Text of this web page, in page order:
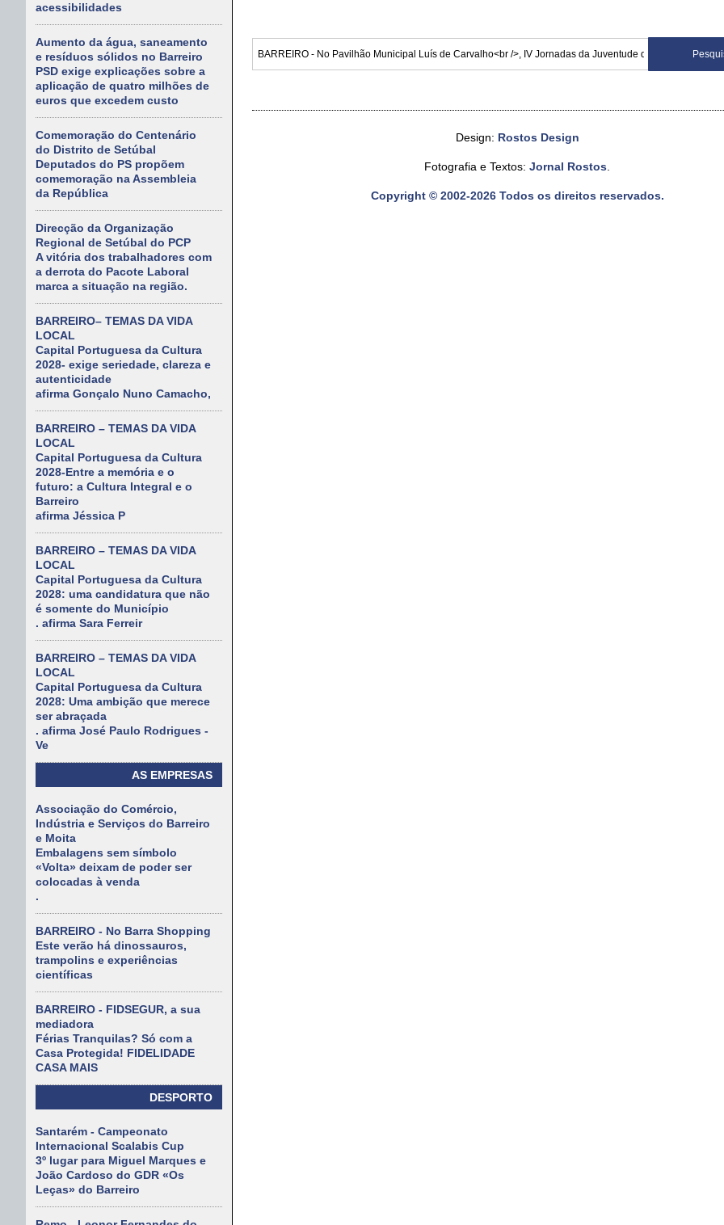
acessibilidades
Aumento da água, saneamento
e resíduos sólidos no Barreiro
PSD exige explicações sobre a
aplicação de quatro milhões de
euros que excedem custo
Comemoração do Centenário
do Distrito de Setúbal
Deputados do PS propõem
comemoração na Assembleia
da República
Direcção da Organização
Regional de Setúbal do PCP
A vitória dos trabalhadores com
a derrota do Pacote Laboral
marca a situação na região.
BARREIRO– TEMAS DA VIDA
LOCAL
Capital Portuguesa da Cultura
2028- exige seriedade, clareza e
autenticidade
afirma Gonçalo Nuno Camacho,
BARREIRO – TEMAS DA VIDA
LOCAL
Capital Portuguesa da Cultura
2028-Entre a memória e o
futuro: a Cultura Integral e o
Barreiro
afirma Jéssica P
BARREIRO – TEMAS DA VIDA
LOCAL
Capital Portuguesa da Cultura
2028: uma candidatura que não
é somente do Município
. afirma Sara Ferreir
BARREIRO – TEMAS DA VIDA
LOCAL
Capital Portuguesa da Cultura
2028: Uma ambição que merece
ser abraçada
. afirma José Paulo Rodrigues -
Ve
AS EMPRESAS
Associação do Comércio,
Indústria e Serviços do Barreiro
e Moita
Embalagens sem símbolo
«Volta» deixam de poder ser
colocadas à venda
.
BARREIRO - No Barra Shopping
Este verão há dinossauros,
trampolins e experiências
científicas
BARREIRO - FIDSEGUR, a sua
mediadora
Férias Tranquilas? Só com a
Casa Protegida! FIDELIDADE
CASA MAIS
DESPORTO
Santarém - Campeonato
Internacional Scalabis Cup
3º lugar para Miguel Marques e
João Cardoso do GDR «Os
Leças» do Barreiro
Design: Rostos Design
Fotografia e Textos: Jornal Rostos
Copyright © 2002-2026 Todos os direitos reservados.